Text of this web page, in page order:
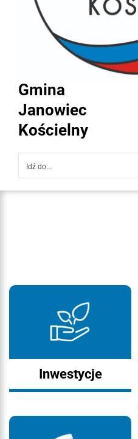
Gmina
Janowiec
Kościelny
Idź do...
Inwestycje